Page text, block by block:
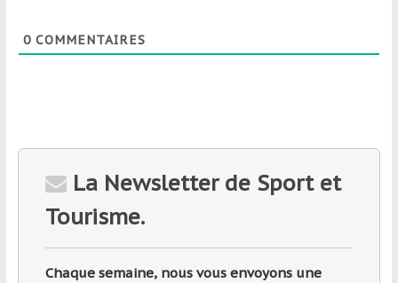
0COMMENTAIRES
La Newsletter de Sport et
Tourisme.
Chaque semaine, nous vous envoyons une